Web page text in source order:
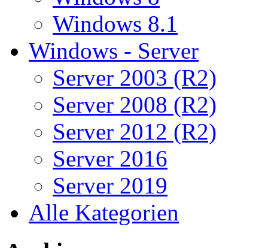
Windows 8.1
Windows - Server
Server 2003 (R2)
Server 2008 (R2)
Server 2012 (R2)
Server 2016
Server 2019
Alle Kategorien